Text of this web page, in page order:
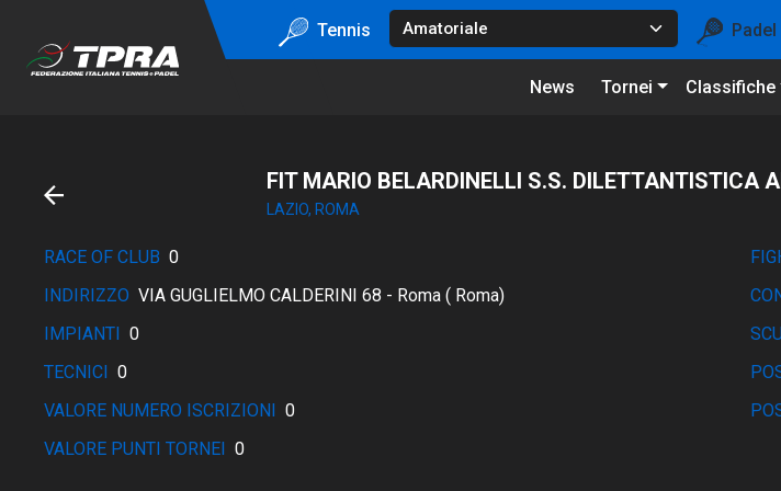
Tennis Padel
News Tornei Classifiche
FIT MARIO BELARDINELLI S.S. DILETTANTISTICA
LAZIO, ROMA
RACE OF CLUB 0
INDIRIZZO VIA GUGLIELMO CALDERINI 68 - Roma ( Roma)
IMPIANTI 0
TECNICI 0
VALORE NUMERO ISCRIZIONI 0
VALORE PUNTI TORNEI 0